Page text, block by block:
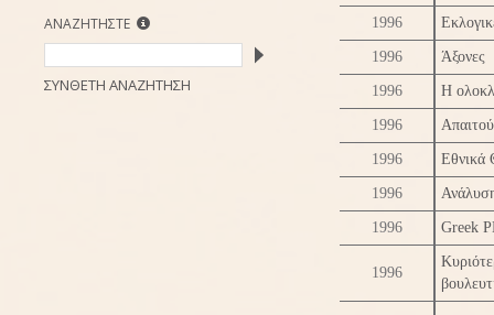
ΑΝΑΖΗΤΗΣΤΕ
ΣΥΝΘΕΤΗ ΑΝΑΖΗΤΗΣΗ
1996
1996 Άξονες
1996 Η
1996
1996 Εθνικά
1996
1996 Greek
1996